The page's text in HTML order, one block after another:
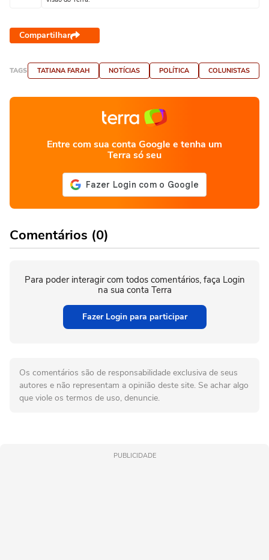
Compartilhar
TAGS TATIANA FARAH NOTÍCIAS POLÍTICA COLUNISTAS
Entre com sua conta Google e tenha um
Terra só seu
Comentários (0)
Para poder interagir com todos comentários, faça Login
na sua conta Terra
Fazer Login para participar
Os comentários são de responsabilidade exclusiva de seus
autores e não representam a opinião deste site. Se achar algo
que viole os termos de uso, denuncie.
PUBLICIDADE